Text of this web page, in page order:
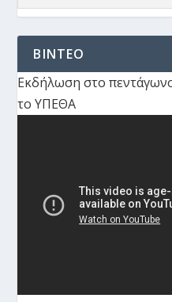
ΒΙΝΤΕΟ
Εκδήλωση στο
το ΥΠΕΘΑ